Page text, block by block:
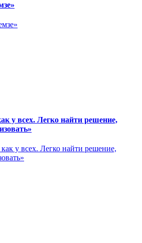
у всех. Легко найти решение,